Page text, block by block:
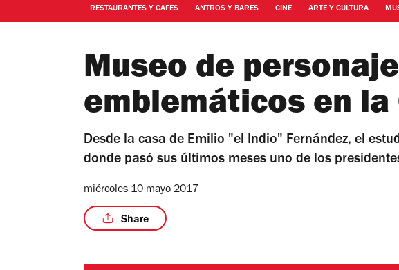
RESTAURANTES Y CAFES ANTROS Y BARES CINE ARTE Y CULTURA
Museo de
emblemáticos en la
Desde la casa de Emilio "el Indio" Fernández, el
donde pasó sus últimos meses uno de los
miércoles 10 mayo 2017
Share